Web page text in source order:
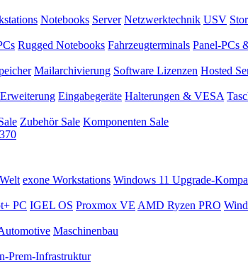
Notebooks Server Netzwerktechnik USV
Rugged Notebooks Fahrzeugterminals Panel-PCs
Mailarchivierung Software Lizenzen Hosted
Eingabegeräte Halterungen & VESA
Zubehör Sale Komponenten Sale
exone Workstations Windows 11 Upgrade-
PC IGEL OS Proxmox VE AMD Ryzen PRO
Maschinenbau
Prem-Infrastruktur